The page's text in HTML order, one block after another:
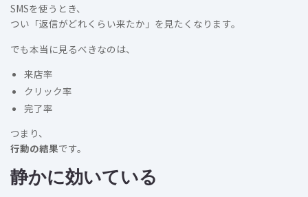
SMSを使うとき、
つい「返信がどれくらい来たか」を見たくなります。
でも本当に見るべきなのは、
来店率
クリック率
完了率
つまり、
行動の結果です。
静かに効いている